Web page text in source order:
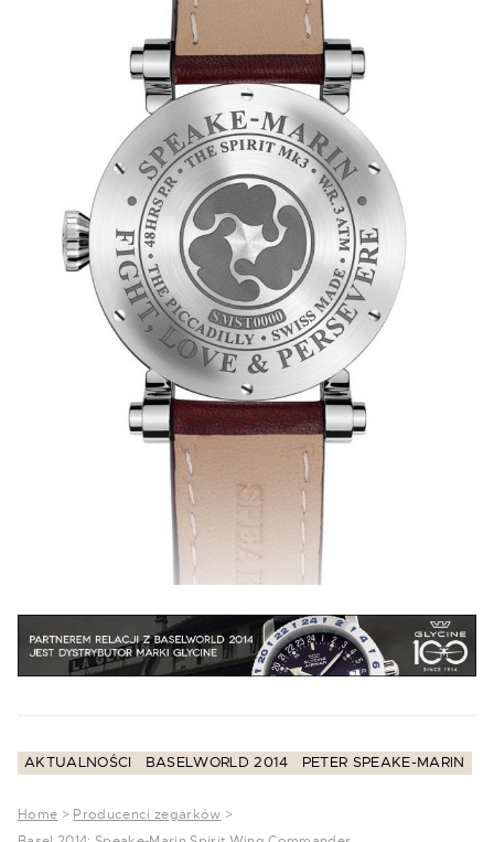
AKTUALNOŚCI BASELWORLD 2014 PETER SPEAKE-MARIN
Home > Producenci zegarków >